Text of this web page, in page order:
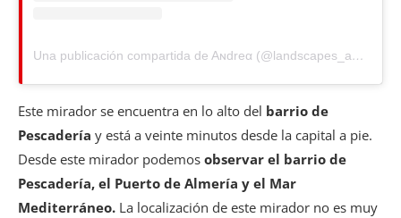
Una publicación compartida de Aɴdreα (@landscapes_andrea)
Este mirador se encuentra en lo alto del barrio de
Pescadería y está a veinte minutos desde la capital a pie.
Desde este mirador podemos observar el barrio de
Pescadería, el Puerto de Almería y el Mar
Mediterráneo. La localización de este mirador no es muy